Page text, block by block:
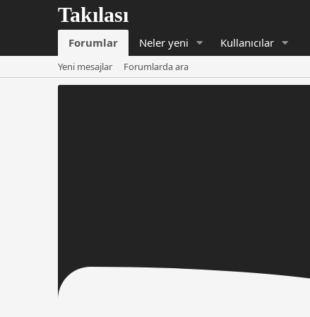
Forumlar Neler yeni Kullanıcılar
Yeni mesajlar Forumlarda ara